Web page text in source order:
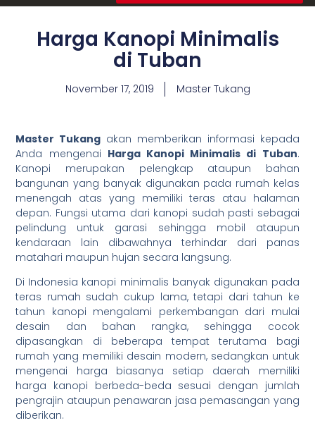
Harga Kanopi Minimalis
di Tuban
November 17, 2019 Master Tukang
Master Tukang akan memberikan informasi kepada
Anda mengenai Harga Kanopi Minimalis di Tuban.
Kanopi merupakan pelengkap ataupun bahan
bangunan yang banyak digunakan pada rumah kelas
menengah atas yang memiliki teras atau halaman
depan. Fungsi utama dari kanopi sudah pasti sebagai
pelindung untuk garasi sehingga mobil ataupun
kendaraan lain dibawahnya terhindar dari panas
matahari maupun hujan secara langsung.
Di Indonesia kanopi minimalis banyak digunakan pada
teras rumah sudah cukup lama, tetapi dari tahun ke
tahun kanopi mengalami perkembangan dari mulai
desain dan bahan rangka, sehingga cocok
dipasangkan di beberapa tempat terutama bagi
rumah yang memiliki desain modern, sedangkan untuk
mengenai harga biasanya setiap daerah memiliki
harga kanopi berbeda-beda sesuai dengan jumlah
pengrajin ataupun penawaran jasa pemasangan yang
diberikan.